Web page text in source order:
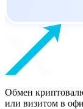
Обмен
или визитом в